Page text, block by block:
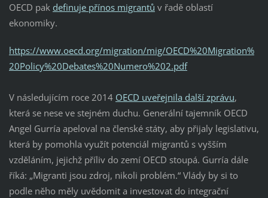
OECD pak definuje přínos migrantů v řadě oblastí
ekonomiky.
https://www.oecd.org/migration/mig/OECD%20Migration%
20Policy%20Debates%20Numero%202.pdf
V následujícím roce 2014 OECD uveřejnila další zprávu,
která se nese ve stejném duchu. Generální tajemník OECD
Angel Gurría apeloval na členské státy, aby přijaly legislativu,
která by pomohla využít potenciál migrantů s vyšším
vzděláním, jejichž příliv do zemí OECD stoupá. Gurría dále
říká: „Migranti jsou zdroj, nikoli problém.“ Vlády by si to
podle něho měly uvědomit a investovat do integrační